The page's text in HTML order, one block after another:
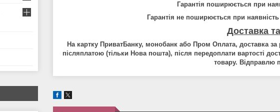
Гарантія поширюється при
Гарантія не поширюється при
Доставка
На картку ПриватБанку, монобанк або Пром Оплата, доставка
післяплатою (тільки Нова пошта), після передоплати вартості
товару. Відправлю